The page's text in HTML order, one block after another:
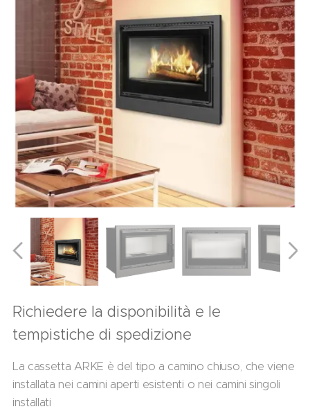
Richiedere la disponibilità e le
tempistiche di spedizione
La cassetta ARKE è del tipo a camino chiuso, che viene
installata nei camini aperti esistenti o nei camini singoli
installati